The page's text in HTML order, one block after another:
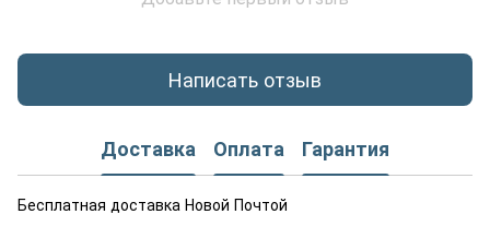
Написать отзыв
Доставка Оплата Гарантия
Бесплатная доставка Новой Почтой